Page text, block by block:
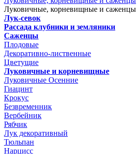
Луковичные, корневищные и саженцы
Лук-севок
Рассада клубники и земляники
Саженцы
Плодовые
Декоративно-лиственные
Цветущие
Луковичные и корневищные
Луковичные Осенние
Гиацинт
Крокус
Безвременник
Вербейник
Рябчик
Лук декоративный
Тюльпан
Нарцисс